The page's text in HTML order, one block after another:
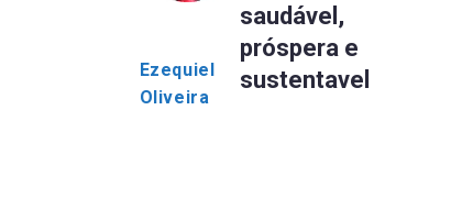
Ezequiel
Oliveira
saudável,
próspera e
sustentavel